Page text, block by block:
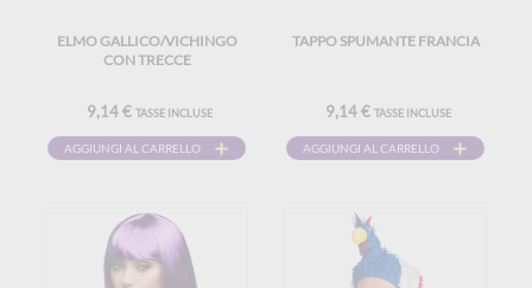
ELMO GALLICO/VICHINGO
CON TRECCE
9,14 € TASSE INCLUSE
AGGIUNGI AL CARRELLO
TAPPO SPUMANTE FRANCIA
9,14 € TASSE INCLUSE
AGGIUNGI AL CARRELLO